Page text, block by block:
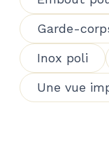
Garde-
Inox poli
Une vue